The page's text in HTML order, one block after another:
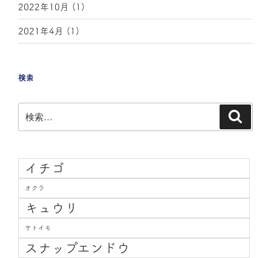
2022年10月 (1)
2021年4月 (1)
検索
イチゴ
オクラ
キュウリ
サトイモ
スナップエンドウ